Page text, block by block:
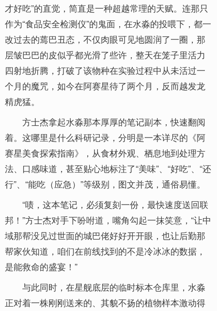
才好吃”的直觉，简直是一种超越常理的天赋。连那只
作为“食品安全检测仪”的鬼面，在水淼的投喂下，都一
改过去的蔫巴丑态，不仅肉眼可见地圆润了一圈，那
层皱巴巴的皮似乎都光滑了些许，整天在笼子里活力
四射地折腾，打破了该物种在实验过程中从未活过一
个月的魔咒，如今在阿赛星待了两个月，反而越发龙
精虎猛。
方士杰拿起水淼那本厚厚的笔记副本，快速翻阅
着。这哪里是什么科研记录，分明是一本详尽的《阿
赛星美食探索指南》，从食材外观、栖息地到处理方
法、口感味道，甚至贴心地标注了“美味”、“好吃”、“还
行”、“能吃（应急）”等级别，图文并茂，通俗易懂。
“啧，这本笔记，必须复刻一份，最快速度送回联
邦！”方士杰对手下吩咐道，嘴角勾起一抹笑意，“让中
域那帮没见过世面的城巴佬好好开开眼，也让后勤那
帮家伙知道，咱们在前线找到的不是冷冰冰的数据，
是能救命的盛宴！”
与此同时，在星舰底层的临时标本仓库里，水淼
正对着一株刚刚送来的、其貌不扬的植物样本激动得